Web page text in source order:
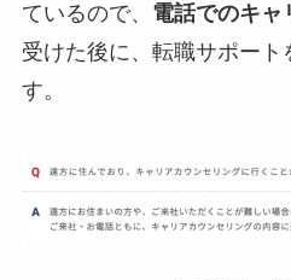
ているので、 電話でのキャ
受けた後に、転職サポート
す。